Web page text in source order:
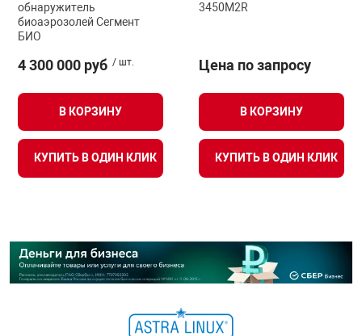
обнаружитель
биоаэрозолей Сегмент
БИО
4 300 000 руб / шт.
В КОРЗИНУ
КУПИТЬ В ОДИН КЛИК
3450M2R
Цена по запросу
В КОРЗИНУ
КУПИТЬ В ОДИН КЛИК